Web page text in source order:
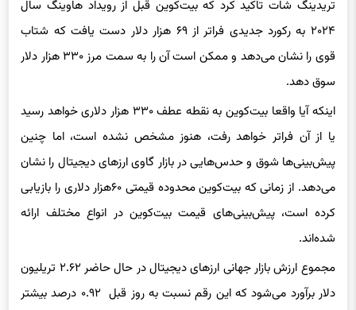
۲۰۲۴ به رکورد جدیدی فراتر از ۶۹ هزار دلار دست یافت که شتاب
قوی را نشان می‌دهد و ممکن است آن را به سمت مرز ۳۳۰ هزار دلار
سوق دهد.
یا از آن فراتر خواهد رفت، هنوز مشخص نشده است، اما چنین
پیش‌بینی‌ها شوق و حدس‌هایی در بازار گاوی ارزهای دیجیتال را نشان
می‌دهد. از زمانی که بیت‌کوین محدوده قیمتی ۶۰هزار دلاری را بازیابی
کرده است، پیش‌بینی‌های قیمت بیت‌کوین در انواع مختلف ارائه
شده‌اند.
دلار برآورد می‌شود که این رقم نسبت به روز قبل ۰.۹۲ درصد بیشتر
شده است. در حال حاضر ۵۱.۸۵ درصد کل بازار ارزهای دیجیتال در